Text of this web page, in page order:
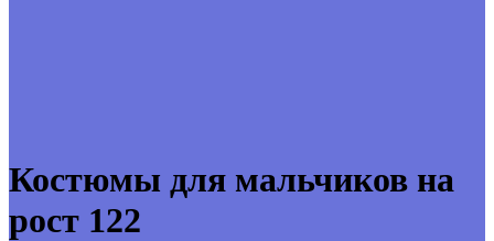
Костюмы для мальчиков на
рост 122